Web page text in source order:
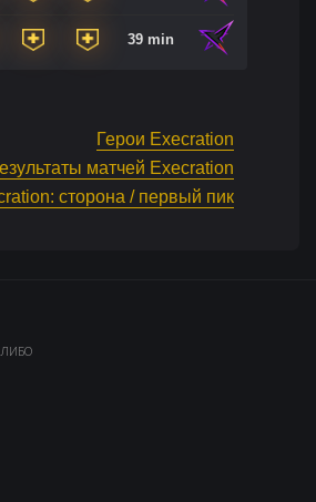
39 min
Герои Execration
матчей Execration
сторона / первый пик